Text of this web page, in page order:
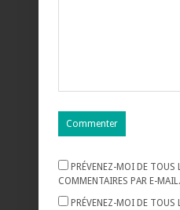
PRÉVENEZ-MOI DE TOUS
COMMENTAIRES PAR E-MAIL.
PRÉVENEZ-MOI DE TOUS